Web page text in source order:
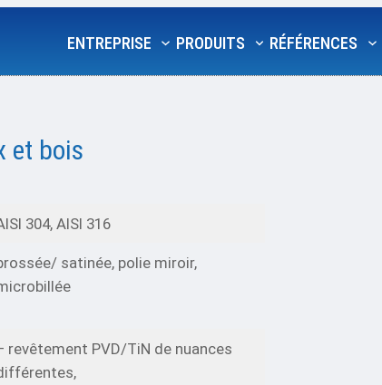
ENTREPRISE PRODUITS RÉFÉRENCES
et bois
304, AISI 316
satinée, polie miroir,
revêtement PVD/TiN de nuances